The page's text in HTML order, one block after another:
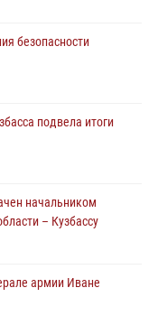
путешественников из
порядка в
хищения товара
безопасности
подвела итоги
начальником
– Кузбассу
армии Иване